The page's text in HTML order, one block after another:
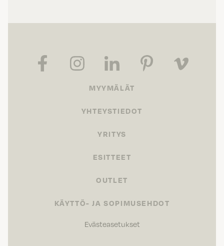
MYYMÄLÄT
YHTEYSTIEDOT
YRITYS
ESITTEET
OUTLET
KÄYTTÖ- JA SOPIMUSEHDOT
Evästeasetukset